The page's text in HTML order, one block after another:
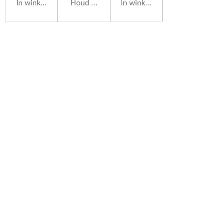
In winkelwagen Houd mij op de hoogte
In winkelwagen